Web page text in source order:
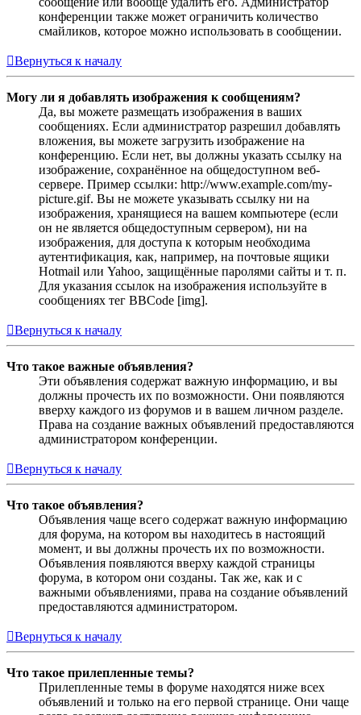
конференции также может ограничить количество
смайликов, которое можно использовать в сообщении.
Вернуться к началу
Могу ли я добавлять изображения к сообщениям?
Да, вы можете размещать изображения в ваших
сообщениях. Если администратор разрешил добавлять
вложения, вы можете загрузить изображение на
конференцию. Если нет, вы должны указать ссылку на
изображение, сохранённое на общедоступном веб-
сервере. Пример ссылки: http://www.example.com/my-
picture.gif. Вы не можете указывать ссылку ни на
изображения, хранящиеся на вашем компьютере (если
он не является общедоступным сервером), ни на
изображения, для доступа к которым необходима
аутентификация, как, например, на почтовые ящики
Hotmail или Yahoo, защищённые паролями сайты и т. п.
Для указания ссылок на изображения используйте в
сообщениях тег BBCode [img].
Вернуться к началу
Что такое важные объявления?
Эти объявления содержат важную информацию, и вы
должны прочесть их по возможности. Они появляются
вверху каждого из форумов и в вашем личном разделе.
Права на создание важных объявлений предоставляются
администратором конференции.
Вернуться к началу
Что такое объявления?
Объявления чаще всего содержат важную информацию
для форума, на котором вы находитесь в настоящий
момент, и вы должны прочесть их по возможности.
Объявления появляются вверху каждой страницы
форума, в котором они созданы. Так же, как и с
важными объявлениями, права на создание объявлений
предоставляются администратором.
Вернуться к началу
Что такое прилепленные темы?
Прилепленные темы в форуме находятся ниже всех
объявлений и только на его первой странице. Они чаще